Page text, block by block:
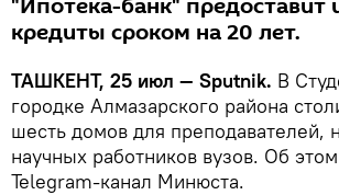
"Ипотека-банк" предоставит
кредиты сроком на 20 лет.
ТАШКЕНТ, 25 июл — Sputnik. В
городке Алмазарского района
шесть домов для преподавателей,
научных работников вузов. Об этом
Telegram-канал Минюста.